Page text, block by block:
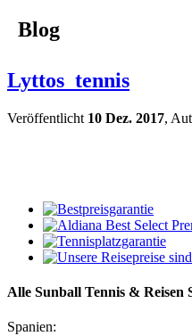
Blog
Lyttos_tennis
Veröffentlicht 10 Dez. 2017,
Alle Sunball Tennis & Reisen
Spanien: